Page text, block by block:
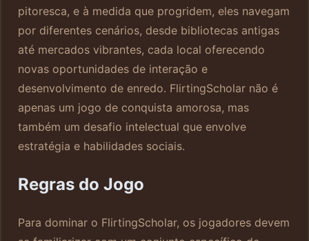
pitoresca, e à medida que progridem, eles navegam
por diferentes cenários, desde bibliotecas antigas
até mercados vibrantes, cada local oferecendo
novas oportunidades de interação e
desenvolvimento de enredo. FlirtingScholar não é
apenas um jogo de conquista amorosa, mas
também um desafio intelectual que envolve
estratégia e habilidades sociais.
Regras do Jogo
Para dominar o FlirtingScholar, os jogadores devem